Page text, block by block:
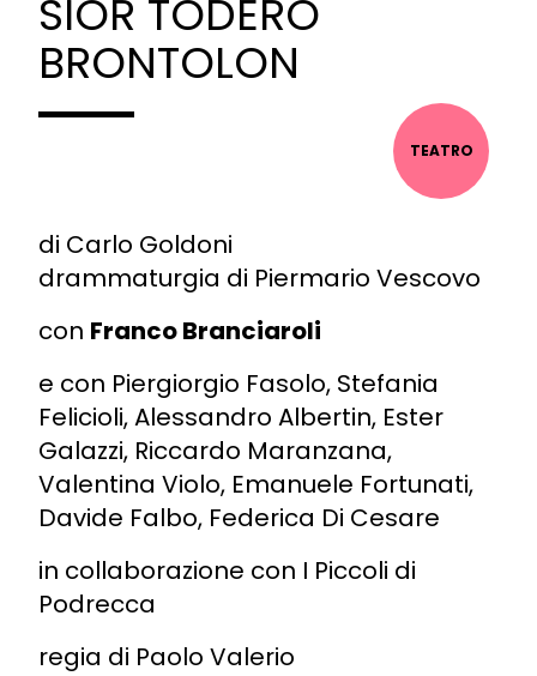
SIOR TODERO
BRONTOLON
TEATRO
di Carlo Goldoni
drammaturgia di Piermario Vescovo
con Franco Branciaroli
e con Piergiorgio Fasolo, Stefania
Felicioli, Alessandro Albertin, Ester
Galazzi, Riccardo Maranzana,
Valentina Violo, Emanuele Fortunati,
Davide Falbo, Federica Di Cesare
in collaborazione con I Piccoli di
Podrecca
regia di Paolo Valerio